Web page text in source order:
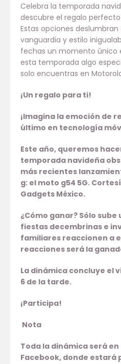
Celebra la temporada
descubre el regalo
Estas opciones
vanguardia y estilo
fechas un momento único
esta temporada algo
solo encuentras en
¡Un regalo para ti!
¡Imagina la emoción de
último en tecnología
Este año, queremos
temporada navideña
más recientes
g: el moto g54 5G.
Gadgets México.
¿Cómo ganar? Sólo
fiestas decembrinas e
familiares reaccionen a
reacciones será la
La dinámica concluye el
6 de la tarde.
¡Participa!
Nota
Toda la dinámica será
Facebook, donde estará